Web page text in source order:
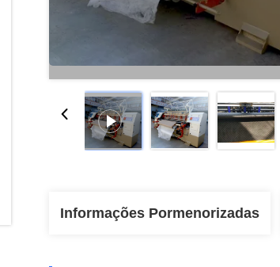
Informações Pormenorizadas